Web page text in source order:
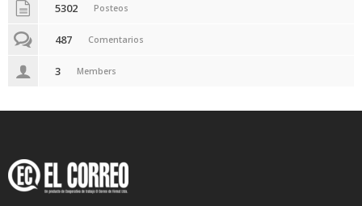
5302 Posteos
487 Comentarios
3 Members